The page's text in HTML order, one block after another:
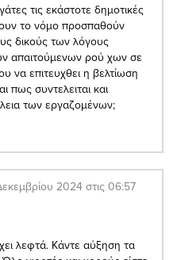
τις εκάστοτε δημοτικές
το νόμο προσπαθούν
δικούς των λόγους
απαιτούμενων ρού χων σε
να επιτευχθει η βελτίωση
πως συντελειται και
των εργαζομένων;
2024 στις 06:57
λεφτά. Κάντε αύξηση τα